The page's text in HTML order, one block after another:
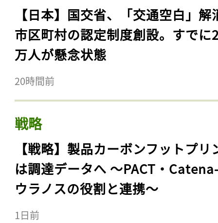
【日本】国交省、「交通空白」解
市区町村の認定制度創設。すでに
万人が懸念状態
20時間前
戦略
【戦略】製品カーボンフットプリ
は調達データへ 〜PACT・
ウラノスの役割と連携〜
1日前